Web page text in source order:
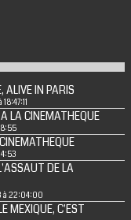
ALIVE IN PARIS
LA CINEMATHEQUE
DE LA
à 22:04:00
MEXIQUE, C'EST